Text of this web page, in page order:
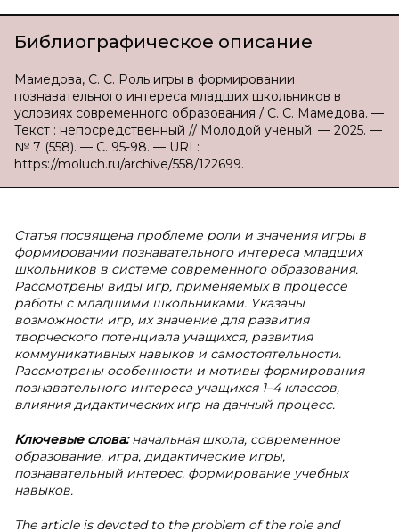
Библиографическое описание
Мамедова, С. С. Роль игры в формировании
познавательного интереса младших школьников в
условиях современного образования / С. С. Мамедова. —
Текст : непосредственный // Молодой ученый. — 2025. —
№ 7 (558). — С. 95-98. — URL:
https://moluch.ru/archive/558/122699.
Статья посвящена проблеме роли и значения игры в
формировании познавательного интереса младших
школьников в системе современного образования.
Рассмотрены виды игр, применяемых в процессе
работы с младшими школьниками. Указаны
возможности игр, их значение для развития
творческого потенциала учащихся, развития
коммуникативных навыков и самостоятельности.
Рассмотрены особенности и мотивы формирования
познавательного интереса учащихся 1–4 классов,
влияния дидактических игр на данный процесс.
Ключевые слова:начальная школа, современное
образование, игра, дидактические игры,
познавательный интерес, формирование учебных
навыков.
The article is devoted to the problem of the role and